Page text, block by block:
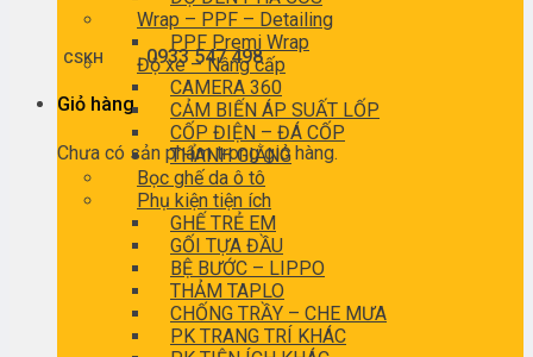
CSKH0933 547 498
Giỏ hàng
Chưa có sản phẩm trong giỏ hàng.
Wrap – PPF – Detailing
PPF Premi Wrap
Độ xe – Nâng cấp
CAMERA 360
CẢM BIẾN ÁP SUẤT LỐP
CỐP ĐIỆN – ĐÁ CỐP
THANH GIẰNG
Bọc ghế da ô tô
Phụ kiện tiện ích
GHẾ TRẺ EM
GỐI TỰA ĐẦU
BỆ BƯỚC – LIPPO
THẢM TAPLO
CHỐNG TRẦY – CHE MƯA
PK TRANG TRÍ KHÁC